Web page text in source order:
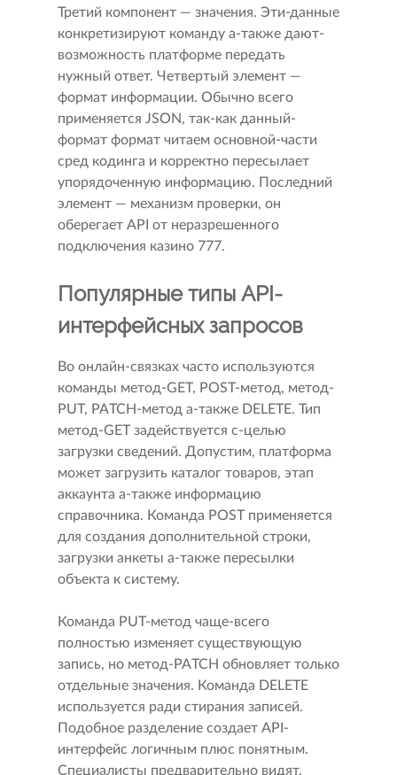
Третий компонент — значения. Эти-данные
конкретизируют команду а-также дают-
возможность платформе передать
нужный ответ. Четвертый элемент —
формат информации. Обычно всего
применяется JSON, так-как данный-
формат формат читаем основной-части
сред кодинга и корректно пересылает
упорядоченную информацию. Последний
элемент — механизм проверки, он
оберегает API от неразрешенного
подключения казино 777.
Популярные типы API-
интерфейсных запросов
Во онлайн-связках часто используются
команды метод-GET, POST-метод, метод-
PUT, PATCH-метод а-также DELETE. Тип
метод-GET задействуется с-целью
загрузки сведений. Допустим, платформа
может загрузить каталог товаров, этап
аккаунта а-также информацию
справочника. Команда POST применяется
для создания дополнительной строки,
загрузки анкеты а-также пересылки
объекта к систему.
Команда PUT-метод чаще-всего
полностью изменяет существующую
запись, но метод-PATCH обновляет только
отдельные значения. Команда DELETE
используется ради стирания записей.
Подобное разделение создает API-
интерфейс логичным плюс понятным.
Специалисты предварительно видят,